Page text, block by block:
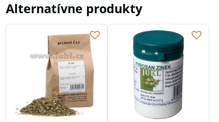
Alternatívne produkty